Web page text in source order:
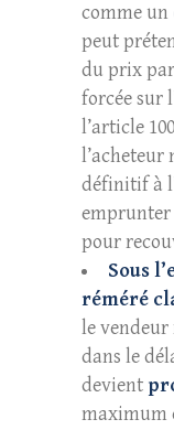
comme un
peut
du prix par
forcée sur
l’article
l’acheteur
définitif à
emprunter
pour
Sous
réméré
le vendeur
dans le
devient
maximum